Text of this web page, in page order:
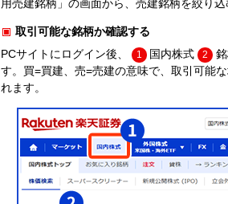
用売建銘柄」の画面から、売建銘柄を絞り
取引可能な銘柄か確認する
PCサイトにログイン後、
1 国内株式 2
す。買=買建、売=売建の意味で、取引可能
れます。